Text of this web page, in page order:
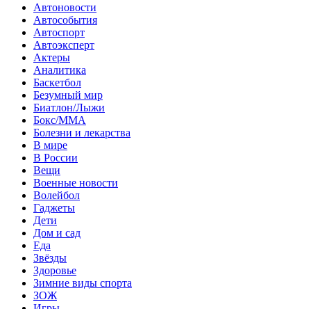
Автоновости
Автособытия
Автоспорт
Автоэксперт
Актеры
Аналитика
Баскетбол
Безумный мир
Биатлон/Лыжи
Бокс/MMA
Болезни и лекарства
В мире
В России
Вещи
Военные новости
Волейбол
Гаджеты
Дети
Дом и сад
Еда
Звёзды
Здоровье
Зимние виды спорта
ЗОЖ